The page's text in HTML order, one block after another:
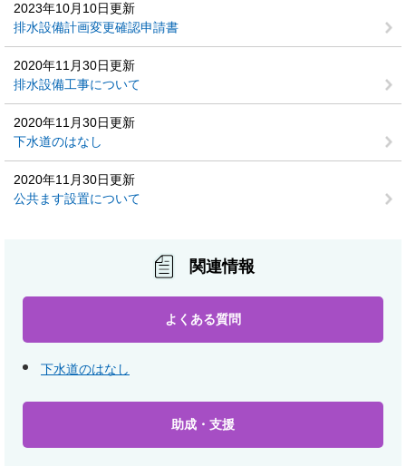
2023年10月10日更新
排水設備計画変更確認申請書
2020年11月30日更新
排水設備工事について
2020年11月30日更新
下水道のはなし
2020年11月30日更新
公共ます設置について
関連情報
よくある質問
下水道のはなし
助成・支援